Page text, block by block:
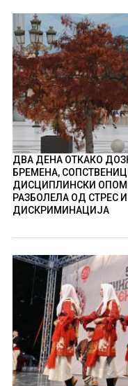
ДВА ДЕНА ОТКАКО
БРЕМЕНА,
ДИСЦИПЛИНСКИ
РАЗБОЛЕЛА ОД СТРЕС
ДИСКРИМИНАЦИЈА